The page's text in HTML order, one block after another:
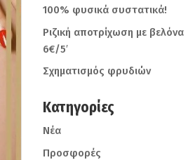
100% φυσικά συστατικά!
Ριζική αποτρίχωση με βελόνα
6€/5′
Σχηματισμός φρυδιών
Kατηγορίες
Νέα
Προσφορές